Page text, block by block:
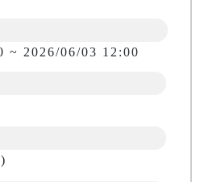
~ 2026/06/03 12:00